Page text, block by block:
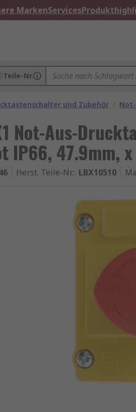
MarkenServices
Teile-Nr.
und Zubehör /
Not-Aus-
IP66, 47.9mm,
Herst. Teile-Nr.: LBX10510